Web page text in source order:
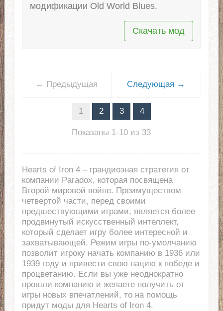
модификации Old World Blues.
Скачать мод
← Предыдущая Следующая →
1 2 3 4
Показаны 1-10 из 33
Hearts of Iron 4 – грандиозная стратегия от
компании Paradox, которая посвящена
Второй мировой войне. Преимуществом
четвертой части, перед своими
предшествующими играми, является более
продвинутый искусственный интеллект,
который сделает игру более интересной и
захватывающей. Режим игры по-умолчанию
позволит игроку начать компанию в 1936 или
1939 году и привести свою нацию к победе и
процветанию. Если вы уже неоднократно
прошли компанию и желаете получить от
игры новых впечатлений, то на помощь
придут моды для Hearts of Iron 4.